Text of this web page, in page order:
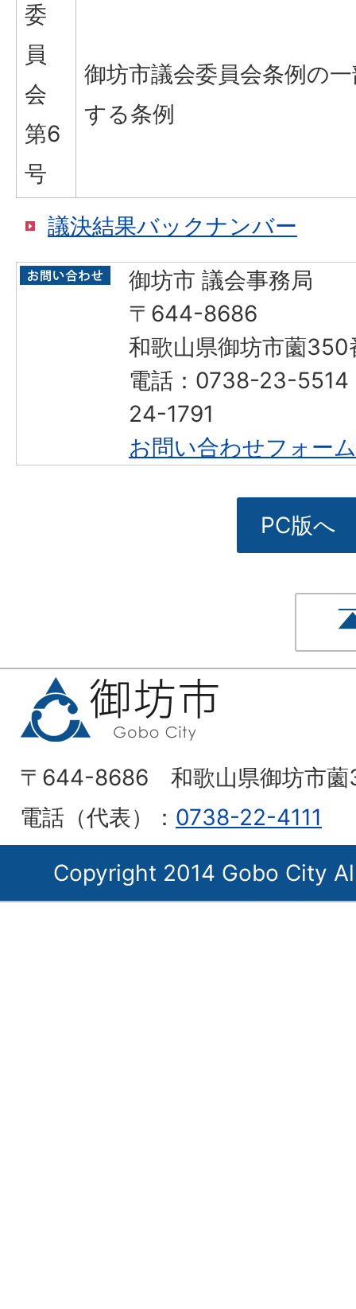
委
員
会
第6
号
御坊市議会委員会条例の
する条例
議決結果バックナンバー
御坊市 議会事務局
〒644-8686
和歌山県御坊市薗350
電話：0738-23-
24-1791
お問い合わせフォーム
PC版へ
〒644-8686 和歌山県御坊市薗
電話（代表）： 0738-22-4111
Copyright 2014 Gobo City